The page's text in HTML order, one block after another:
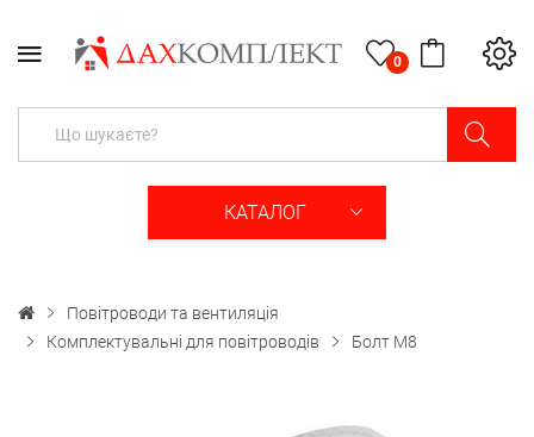
0
КАТАЛОГ
Повітроводи та вентиляція
Комплектувальні для повітроводів
Болт M8